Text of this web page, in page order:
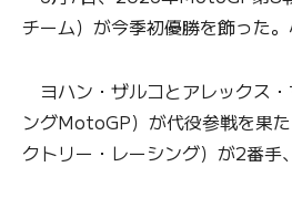
チーム）が今季初優勝を飾った
ヨハン・ザルコとアレックス
ングMotoGP）が代役参戦を果
クトリー・レーシング）が2番